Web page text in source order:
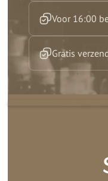
Voor 16:00
Gratis